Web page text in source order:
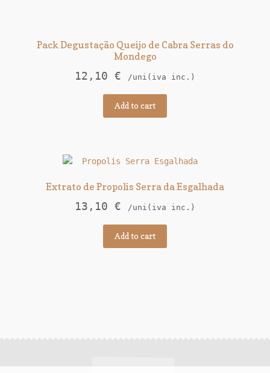
Pack Degustação Queijo de Cabra Serras do
Mondego
12,10 € /uni(iva inc.)
Add to cart
Extrato de Propolis Serra da Esgalhada
13,10 € /uni(iva inc.)
Add to cart